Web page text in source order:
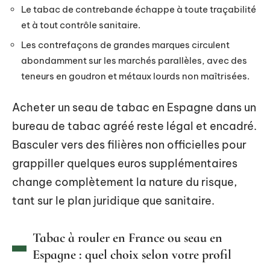
Le tabac de contrebande échappe à toute traçabilité
et à tout contrôle sanitaire.
Les contrefaçons de grandes marques circulent
abondamment sur les marchés parallèles, avec des
teneurs en goudron et métaux lourds non maîtrisées.
Acheter un seau de tabac en Espagne dans un
bureau de tabac agréé reste légal et encadré.
Basculer vers des filières non officielles pour
grappiller quelques euros supplémentaires
change complètement la nature du risque,
tant sur le plan juridique que sanitaire.
Tabac à rouler en France ou seau en
Espagne : quel choix selon votre profil